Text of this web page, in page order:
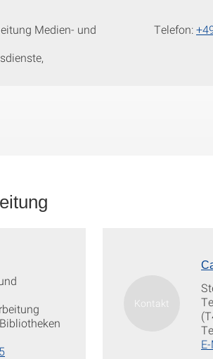
Medien- und
Telefon: